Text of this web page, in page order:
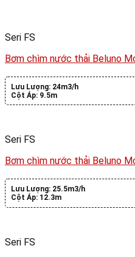
Seri FS
Bơm chìm nước thải Beluno
Lưu Lượng: 24m3/h
Cột Áp: 9.5m
Seri FS
Bơm chìm nước thải Beluno
Lưu Lượng: 25.5m3/h
Cột Áp: 12.3m
Seri FS